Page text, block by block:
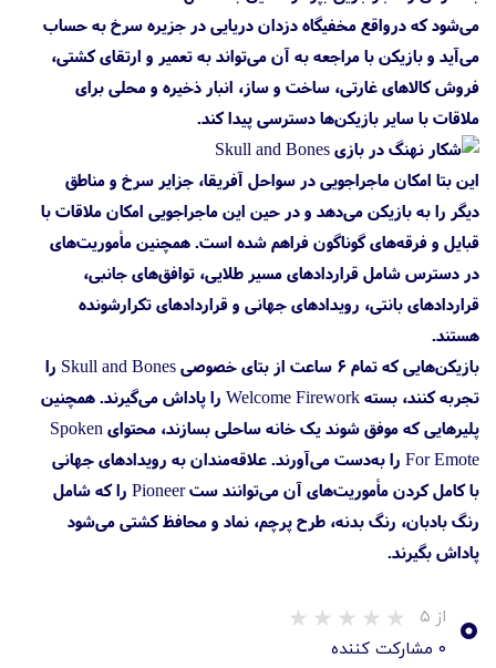
می‌شود که درواقع مخفیگاه دزدان دریایی در جزیره سرخ به حساب
می‌آید و بازیکن با مراجعه به آن می‌تواند به تعمیر و ارتقای کشتی،
فروش کالاهای غارتی، ساخت و ساز، انبار ذخیره و محلی برای
ملاقات با سایر بازیکن‌ها دسترسی پیدا کند.
این بتا امکان ماجراجویی در سواحل آفریقا، جزایر سرخ و مناطق
دیگر را به بازیکن می‌دهد و در حین این ماجراجویی امکان ملاقات با
قبایل و فرقه‌های گوناگون فراهم شده است. همچنین مأموریت‌های
در دسترس شامل قراردادهای مسیر طلایی، توافق‌های جانبی،
قراردادهای بانتی، رویدادهای جهانی و قراردادهای تکرارشونده
هستند.
بازیکن‌هایی که تمام ۶ ساعت از بتای خصوصی Skull and Bones را
تجربه کنند، بسته Welcome Firework را پاداش می‌گیرند. همچنین
پلیرهایی که موفق شوند یک خانه ساحلی بسازند، محتوای Spoken
For Emote را به‌دست می‌آورند. علاقه‌مندان به رویدادهای جهانی
با کامل کردن مأموریت‌های آن می‌توانند ست Pioneer را که شامل
رنگ بادبان، رنگ بدنه، طرح پرچم، نماد و محافظ کشتی می‌شود
پاداش بگیرند.
۰ از ۵
۰ مشارکت کننده